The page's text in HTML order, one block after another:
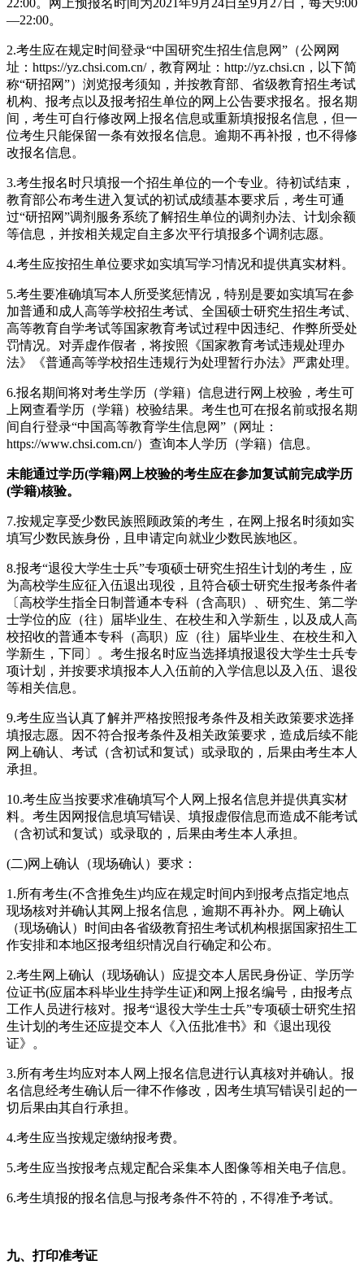
—22:00。
2.考生应在规定时间登录“中国研究生招生信息网”（公网网
址：https://yz.chsi.com.cn/，教育网址：http://yz.chsi.cn，以下简
称“研招网”）浏览报考须知，并按教育部、省级教育招生考试
机构、报考点以及报考招生单位的网上公告要求报名。报名期
间，考生可自行修改网上报名信息或重新填报报名信息，但一
位考生只能保留一条有效报名信息。逾期不再补报，也不得修
改报名信息。
3.考生报名时只填报一个招生单位的一个专业。待初试结束，
教育部公布考生进入复试的初试成绩基本要求后，考生可通
过“研招网”调剂服务系统了解招生单位的调剂办法、计划余额
等信息，并按相关规定自主多次平行填报多个调剂志愿。
4.考生应按招生单位要求如实填写学习情况和提供真实材料。
5.考生要准确填写本人所受奖惩情况，特别是要如实填写在参
加普通和成人高等学校招生考试、全国硕士研究生招生考试、
高等教育自学考试等国家教育考试过程中因违纪、作弊所受处
罚情况。对弄虚作假者，将按照《国家教育考试违规处理办
法》《普通高等学校招生违规行为处理暂行办法》严肃处理。
6.报名期间将对考生学历（学籍）信息进行网上校验，考生可
上网查看学历（学籍）校验结果。考生也可在报名前或报名期
间自行登录“中国高等教育学生信息网”（网址：
https://www.chsi.com.cn/）查询本人学历（学籍）信息。
未能通过学历(学籍)网上校验的考生应在参加复试前完成学历
(学籍)核验。
7.按规定享受少数民族照顾政策的考生，在网上报名时须如实
填写少数民族身份，且申请定向就业少数民族地区。
8.报考“退役大学生士兵”专项硕士研究生招生计划的考生，应
为高校学生应征入伍退出现役，且符合硕士研究生报考条件者
〔高校学生指全日制普通本专科（含高职）、研究生、第二学
士学位的应（往）届毕业生、在校生和入学新生，以及成人高
校招收的普通本专科（高职）应（往）届毕业生、在校生和入
学新生，下同〕。考生报名时应当选择填报退役大学生士兵专
项计划，并按要求填报本人入伍前的入学信息以及入伍、退役
等相关信息。
9.考生应当认真了解并严格按照报考条件及相关政策要求选择
填报志愿。因不符合报考条件及相关政策要求，造成后续不能
网上确认、考试（含初试和复试）或录取的，后果由考生本人
承担。
10.考生应当按要求准确填写个人网上报名信息并提供真实材
料。考生因网报信息填写错误、填报虚假信息而造成不能考试
（含初试和复试）或录取的，后果由考生本人承担。
(二)网上确认（现场确认）要求：
1.所有考生(不含推免生)均应在规定时间内到报考点指定地点
现场核对并确认其网上报名信息，逾期不再补办。网上确认
（现场确认）时间由各省级教育招生考试机构根据国家招生工
作安排和本地区报考组织情况自行确定和公布。
2.考生网上确认（现场确认）应提交本人居民身份证、学历学
位证书(应届本科毕业生持学生证)和网上报名编号，由报考点
工作人员进行核对。报考“退役大学生士兵”专项硕士研究生招
生计划的考生还应提交本人《入伍批准书》和《退出现役
证》。
3.所有考生均应对本人网上报名信息进行认真核对并确认。报
名信息经考生确认后一律不作修改，因考生填写错误引起的一
切后果由其自行承担。
4.考生应当按规定缴纳报考费。
5.考生应当按报考点规定配合采集本人图像等相关电子信息。
6.考生填报的报名信息与报考条件不符的，不得准予考试。
九、打印准考证